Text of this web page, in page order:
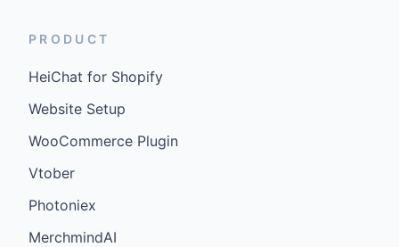
PRODUCT
HeiChat for Shopify
Website Setup
WooCommerce Plugin
Vtober
Photoniex
MerchmindAI